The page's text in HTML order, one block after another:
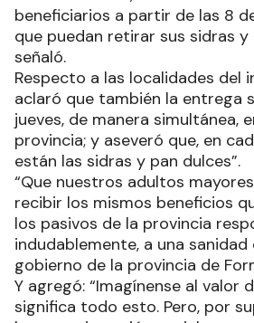
beneficiarios a partir de las 8
que puedan retirar sus sidras y
señaló.
Respecto a las localidades del
aclaró que también la entrega
jueves, de manera simultánea,
provincia; y aseveró que, en
están las sidras y pan dulces”.
“Que nuestros adultos
recibir los mismos beneficios
los pasivos de la provincia
indudablemente, a una
gobierno de la provincia de
Y agregó: “Imagínense al valor
significa todo esto. Pero, por